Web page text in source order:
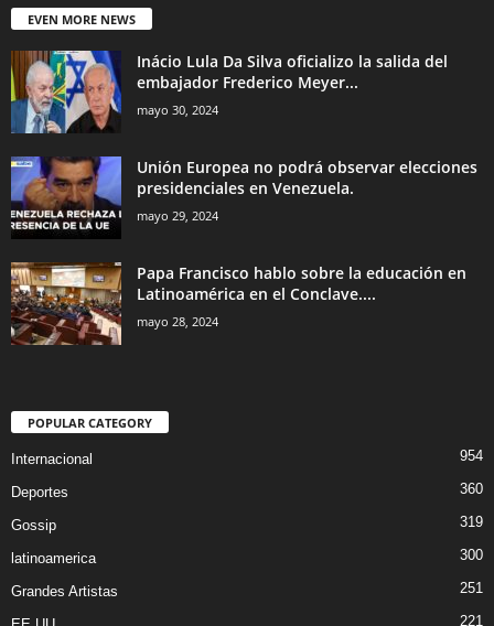
EVEN MORE NEWS
Inácio Lula Da Silva oficializo la salida del
embajador Frederico Meyer...
mayo 30, 2024
Unión Europea no podrá observar elecciones
presidenciales en Venezuela.
mayo 29, 2024
Papa Francisco hablo sobre la educación en
Latinoamérica en el Conclave....
mayo 28, 2024
POPULAR CATEGORY
Internacional 954
Deportes 360
Gossip 319
latinoamerica 300
Grandes Artistas 251
221